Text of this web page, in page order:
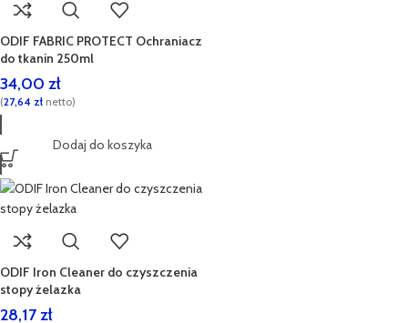
ODIF FABRIC PROTECT Ochraniacz
do tkanin 250ml
34,00 zł
(27,64 zł netto)
Dodaj do koszyka
ODIF Iron Cleaner do czyszczenia
stopy żelazka
28,17zł